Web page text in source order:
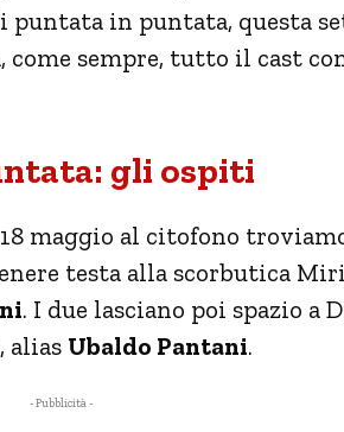
puntata in puntata, questa
come sempre, tutto il cast
gli ospiti
maggio al citofono
testa alla scorbutica
. I due lasciano poi spazio a
alias Ubaldo Pantani.
- Pubblicità -